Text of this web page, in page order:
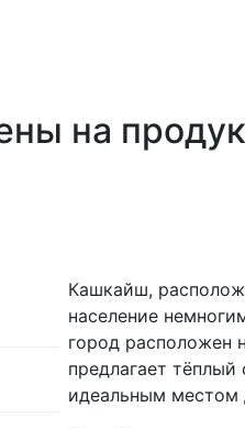
на
Кашкайш,
население
город расположен
предлагает
идеальным местом